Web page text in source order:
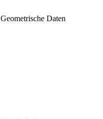
Geometrische Daten